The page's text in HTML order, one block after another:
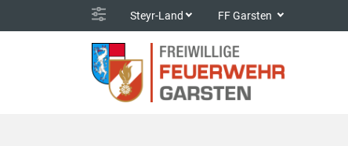
Steyr-Land FF Garsten